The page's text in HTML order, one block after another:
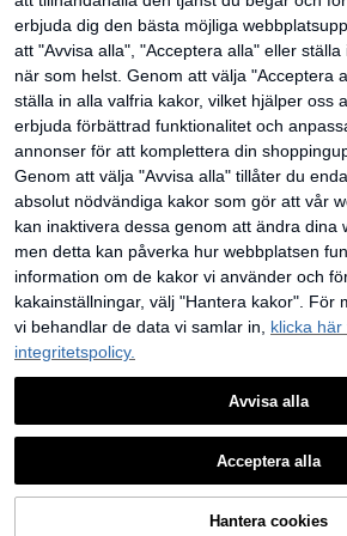
klåda med draglåda, dammtät smin
kväska med flera lager och stor kap
acitet, lämplig för badrum, sminkbor
d, läppstift, hudvård, sminkborstar, a
nsiktsrengöring, ansiktsmaskförvari
14 kvar
163
4 andra säljare
Krämfärgad minimalistisk förvarings
låda | Design med flera lådor, effekti
v organisation för kosmetika och s
må föremål | Plastmaterial, lämplig f
ör bordsbruk, inredning i sminkrum
169
n,
äska för
ets- och
233kr
1 andra
1 set
inkbord,
rstar,
275kr
2andra
erbjuda dig den bästa möjliga
att "Avvisa alla", "Acceptera alla" eller
när som helst. Genom att välja "Acceptera
ställa in alla valfria kakor, vilket hjälper oss
erbjuda förbättrad funktionalitet och
annonser för att komplettera din
Genom att välja "Avvisa alla" tillåter du
absolut nödvändiga kakor som gör att vår
kan inaktivera dessa genom att ändra dina
men detta kan påverka hur webbplatsen
information om de kakor vi använder och
kakainställningar, välj "Hantera kakor". För
vi behandlar de data vi samlar in, klicka
integritetspolicy.
Avvisa alla
Acceptera alla
Hantera cookies